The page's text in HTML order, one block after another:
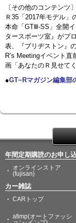
〔その他のコンテンツ〕
Ｒ35「2017年モデル
本命「GTⅢ-SS」全開
タースポーツ室』がプ
表、『ブリヂストン』
R’s Meetingイベント
画「あなたのＲ見せて
●GT−Rマガジン編集部
年間定期購読のお申し
オンラインストア
(fujisan)
カー雑誌
CARトップ
afimp(オートファッシ